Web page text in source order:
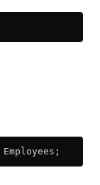
Employees;